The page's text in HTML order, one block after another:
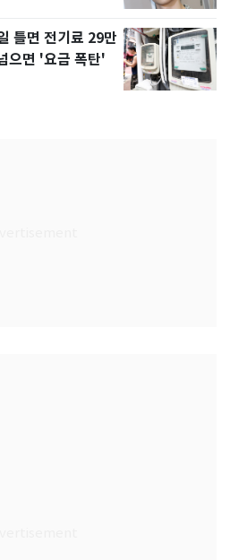
틀면 전기료 29만
면 '요금 폭탄'